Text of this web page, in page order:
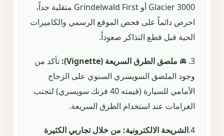
Glacier 3000 أو Grindelwald First متقلبة جداً،
احرص دائماً على فحص الموقع الرسمي والكاميرات
الحية قبل قطع التذاكر صعوداً.
3. 🚘 ملصق الطرق السريعة (Vignette):
تأكد من
وجود الملصق السويسري السنوي على الزجاج
الأمامي للسيارة (قيمته 40 فرنك سويسري) لتجنب
الغرامات عند استخدام الطرق السريعة.
4.الشريحة الالكترونية: من خلال تجاربي الكثيرة